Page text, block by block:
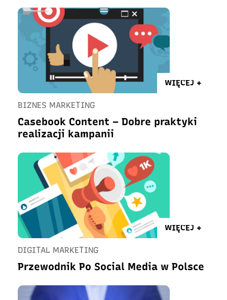
WIĘCEJ +
BIZNES MARKETING
Casebook Content – Dobre praktyki
realizacji kampanii
WIĘCEJ +
DIGITAL MARKETING
Przewodnik Po Social Media w Polsce